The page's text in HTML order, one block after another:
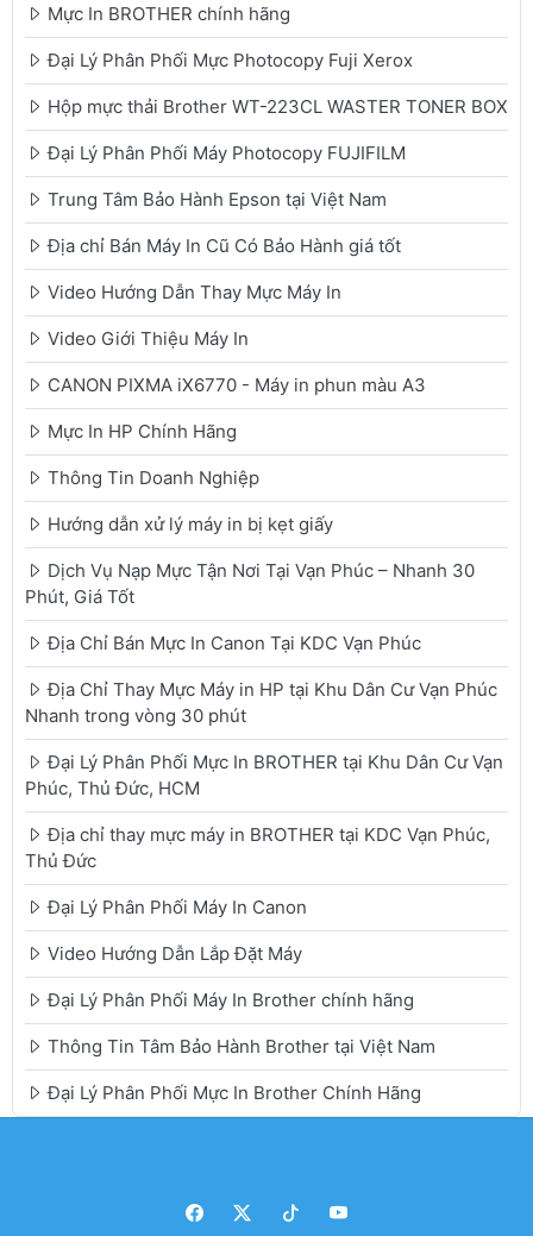
Mực In BROTHER chính hãng
Đại Lý Phân Phối Mực Photocopy Fuji Xerox
Hộp mực thải Brother WT-223CL WASTER TONER BOX
Đại Lý Phân Phối Máy Photocopy FUJIFILM
Trung Tâm Bảo Hành Epson tại Việt Nam
Địa chỉ Bán Máy In Cũ Có Bảo Hành giá tốt
Video Hướng Dẫn Thay Mực Máy In
Video Giới Thiệu Máy In
CANON PIXMA iX6770 - Máy in phun màu A3
Mực In HP Chính Hãng
Thông Tin Doanh Nghiệp
Hướng dẫn xử lý máy in bị kẹt giấy
Dịch Vụ Nạp Mực Tận Nơi Tại Vạn Phúc – Nhanh 30
Phút, Giá Tốt
Địa Chỉ Bán Mực In Canon Tại KDC Vạn Phúc
Địa Chỉ Thay Mực Máy in HP tại Khu Dân Cư Vạn Phúc
Nhanh trong vòng 30 phút
Đại Lý Phân Phối Mực In BROTHER tại Khu Dân Cư Vạn
Phúc, Thủ Đức, HCM
Địa chỉ thay mực máy in BROTHER tại KDC Vạn Phúc,
Thủ Đức
Đại Lý Phân Phối Máy In Canon
Video Hướng Dẫn Lắp Đặt Máy
Đại Lý Phân Phối Máy In Brother chính hãng
Thông Tin Tâm Bảo Hành Brother tại Việt Nam
Đại Lý Phân Phối Mực In Brother Chính Hãng